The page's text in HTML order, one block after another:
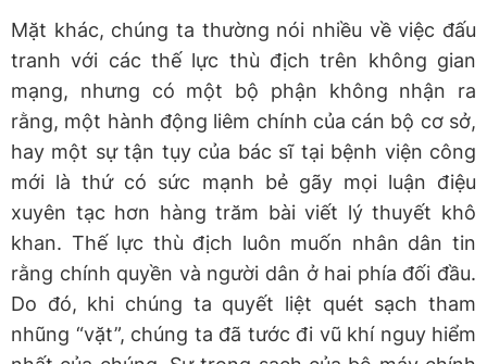
Mặt khác, chúng ta thường nói nhiều về việc đấu
tranh với các thế lực thù địch trên không gian
mạng, nhưng có một bộ phận không nhận ra
rằng, một hành động liêm chính của cán bộ cơ sở,
hay một sự tận tụy của bác sĩ tại bệnh viện công
mới là thứ có sức mạnh bẻ gãy mọi luận điệu
xuyên tạc hơn hàng trăm bài viết lý thuyết khô
khan. Thế lực thù địch luôn muốn nhân dân tin
rằng chính quyền và người dân ở hai phía đối đầu.
Do đó, khi chúng ta quyết liệt quét sạch tham
nhũng “vặt”, chúng ta đã tước đi vũ khí nguy hiểm